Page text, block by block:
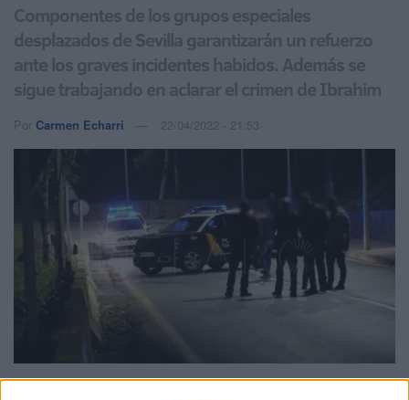
Componentes de los grupos especiales
desplazados de Sevilla garantizarán un refuerzo
ante los graves incidentes habidos. Además se
sigue trabajando en aclarar el crimen de Ibrahim
Por Carmen Echarri 22/04/2022 - 21:53
Foto de archivo